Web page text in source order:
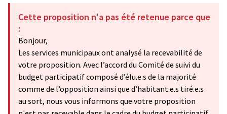
Cette proposition n'a pas été retenue parce que
:
Bonjour,
Les services municipaux ont analysé la recevabilité de
votre proposition. Avec l’accord du Comité de suivi du
budget participatif composé d’élu.e.s de la majorité
comme de l’opposition ainsi que d’habitant.e.s tiré.e.s
au sort, nous vous informons que votre proposition